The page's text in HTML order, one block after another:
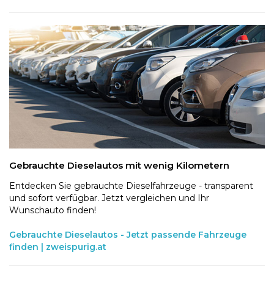
Gebrauchte Dieselautos mit wenig Kilometern
Entdecken Sie gebrauchte Dieselfahrzeuge - transparent
und sofort verfügbar. Jetzt vergleichen und Ihr
Wunschauto finden!
Gebrauchte Dieselautos - Jetzt passende Fahrzeuge
finden | zweispurig.at